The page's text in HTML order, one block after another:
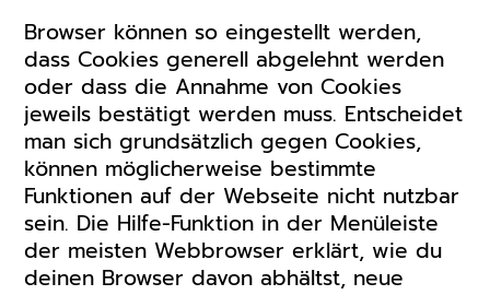
Browser können so eingestellt werden,
dass Cookies generell abgelehnt werden
oder dass die Annahme von Cookies
jeweils bestätigt werden muss. Entscheidet
man sich grundsätzlich gegen Cookies,
können möglicherweise bestimmte
Funktionen auf der Webseite nicht nutzbar
sein. Die Hilfe-Funktion in der Menüleiste
der meisten Webbrowser erklärt, wie du
deinen Browser davon abhältst, neue